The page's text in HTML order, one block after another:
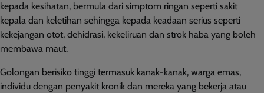
kepada kesihatan, bermula dari simptom ringan seperti sakit
kepala dan keletihan sehingga kepada keadaan serius seperti
kekejangan otot, dehidrasi, kekeliruan dan strok haba yang boleh
membawa maut.
Golongan berisiko tinggi termasuk kanak-kanak, warga emas,
individu dengan penyakit kronik dan mereka yang bekerja atau